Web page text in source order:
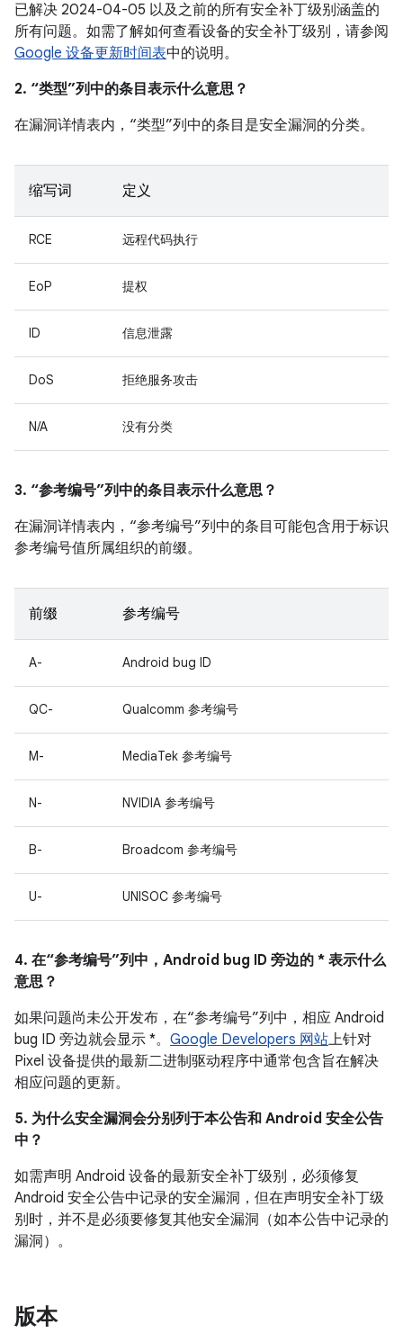
已解决 2024-04-05 以及之前的所有安全补丁级别涵盖的
所有问题。如需了解如何查看设备的安全补丁级别，请参阅
Google 设备更新时间表中的说明。
2. “类型”列中的条目表示什么意思？
在漏洞详情表内，“类型”列中的条目是安全漏洞的分类。
缩写词 定义
RCE 远程代码执行
EoP 提权
ID 信息泄露
DoS 拒绝服务攻击
N/A 没有分类
3. “参考编号”列中的条目表示什么意思？
在漏洞详情表内，“参考编号”列中的条目可能包含用于标识
参考编号值所属组织的前缀。
前缀 参考编号
A- Android bug ID
QC- Qualcomm 参考编号
M- MediaTek 参考编号
N- NVIDIA 参考编号
B- Broadcom 参考编号
U- UNISOC 参考编号
4. 在“参考编号”列中，Android bug ID 旁边的 * 表示什么
意思？
如果问题尚未公开发布，在“参考编号”列中，相应 Android
bug ID 旁边就会显示 *。 Google Developers 网站上针对
Pixel 设备提供的最新二进制驱动程序中通常包含旨在解决
相应问题的更新。
5. 为什么安全漏洞会分别列于本公告和 Android 安全公告
中？
如需声明 Android 设备的最新安全补丁级别，必须修复
Android 安全公告中记录的安全漏洞，但在声明安全补丁级
别时，并不是必须要修复其他安全漏洞（如本公告中记录的
漏洞）。
版本